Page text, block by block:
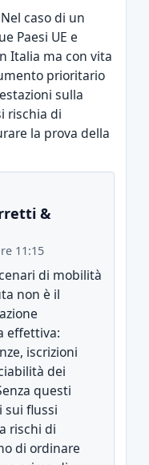
caso di un
Paesi UE e
Italia ma con vita
prioritario
sulla
rischia di
la prova della
&
11:15
di mobilità
non è il
effettiva:
iscrizioni
dei
questi
sui flussi
rischi di
di ordinare